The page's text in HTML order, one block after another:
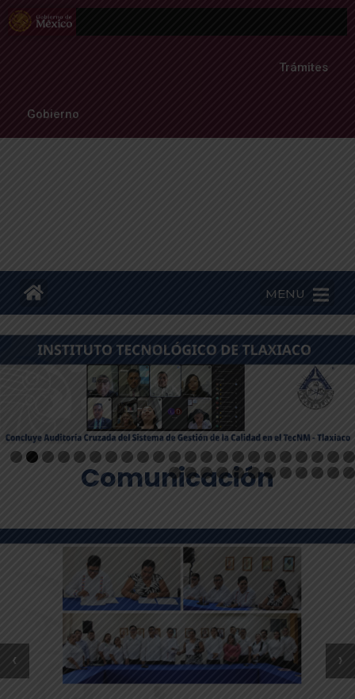
Trámites
Gobierno
MENU
Comunicación
‹ ›